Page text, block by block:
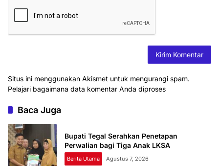
Situs ini menggunakan Akismet untuk mengurangi spam.
Pelajari bagaimana data komentar Anda diproses
Baca Juga
Bupati Tegal Serahkan Penetapan
Perwalian bagi Tiga Anak LKSA
Berita Utama Agustus 7, 2026